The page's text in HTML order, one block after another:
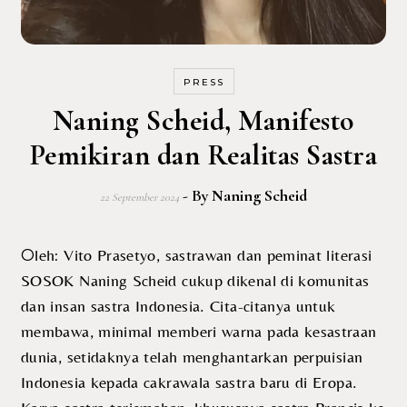
PRESS
Naning Scheid, Manifesto
Pemikiran dan Realitas Sastra
22 September 2024 - ByNaning Scheid
Oleh: Vito Prasetyo, sastrawan dan peminat literasi
SOSOK Naning Scheid cukup dikenal di komunitas
dan insan sastra Indonesia. Cita-citanya untuk
membawa, minimal memberi warna pada kesastraan
dunia, setidaknya telah menghantarkan perpuisian
Indonesia kepada cakrawala sastra baru di Eropa.